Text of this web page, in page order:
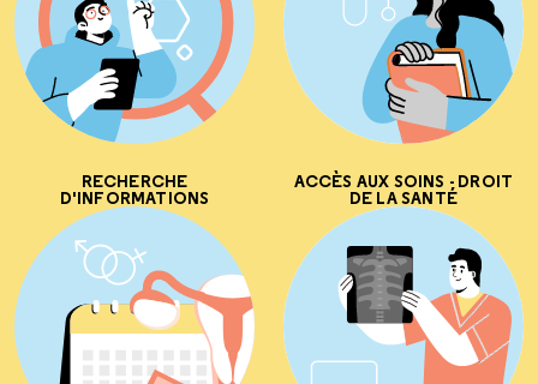
RECHERCHE
D'INFORMATIONS
ACCÈS AUX SOINS - DROIT
DE LA SANTÉ